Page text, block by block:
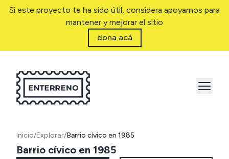
Si este proyecto te ha sido útil, considera apoyarnos para
mantener y mejorar el sitio
dona acá
Inicio/Explorar/Barrio cívico en 1985
Barrio cívico en 1985